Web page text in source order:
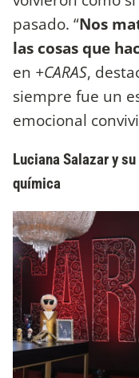
pasado. “Nos
las cosas que
en +CARAS,
siempre fue un
emocional
Luciana Salazar y
química